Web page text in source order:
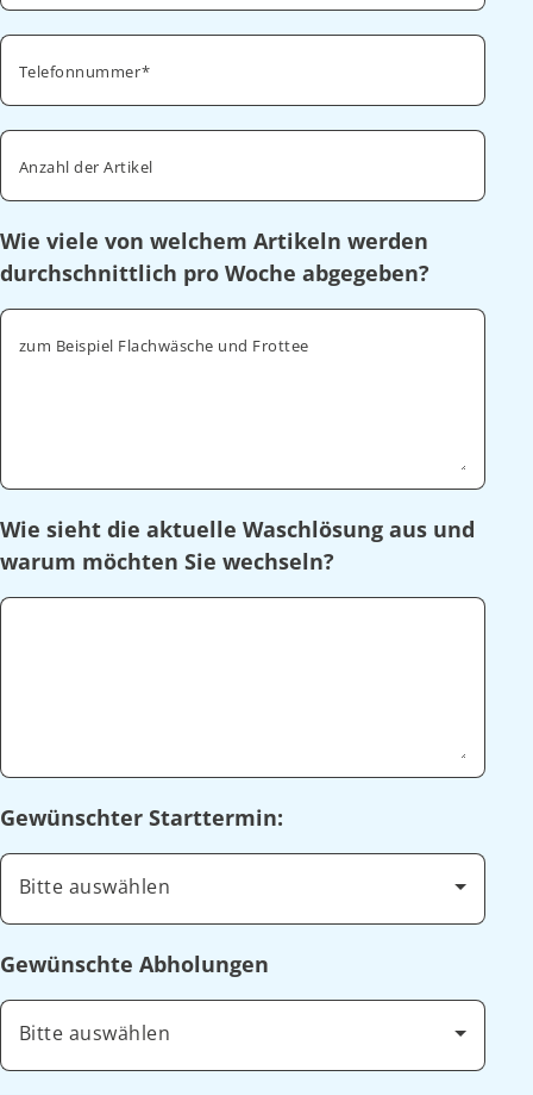
Telefonnummer
Anzahl der Artikel
Wie viele von welchem Artikeln werden
durchschnittlich pro Woche abgegeben?
zum Beispiel Flachwäsche und Frottee
Wie sieht die aktuelle Waschlösung aus und
warum möchten Sie wechseln?
Gewünschter Starttermin:
Bitte auswählen
Gewünschte Abholungen
Bitte auswählen